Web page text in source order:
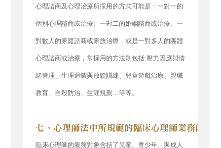
心理諮商及心理治療所採用的方式可能是：一對一的
個別心理諮商或治療、一對二的婚姻諮商或治療、一
對數人的家庭諮商或家族治療，或是一對多人的團體
心理諮商或治療，常採用的方法則包括:壓力因應與情
緒管理、生理迴饋與放鬆訓練、兒童遊戲治療、親職
教育、自殺防治、生涯規劃…等等。
臨床心理師的服務對象含括了兒童、青少年、與成人